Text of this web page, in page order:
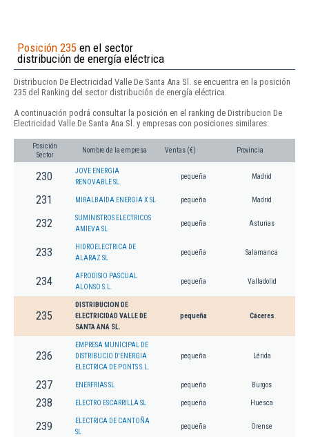
Posición 235 en el sector
distribución de energía eléctrica
Distribucion De Electricidad Valle De Santa Ana Sl. se encuentra en la posición
235 del Ranking del sector distribución de energía eléctrica.
A continuación podrá consultar la posición en el ranking de Distribucion De
Electricidad Valle De Santa Ana Sl. y empresas con posiciones similares:
Posición
Sector
Nombre de la empresa Ventas (€) Provincia
230
JOVE ENERGIA
RENOVABLE SL.
pequeña Madrid
231 MIRALBAIDA ENERGIA X SL pequeña Madrid
232
SUMINISTROS ELECTRICOS
AMIEVA SL
pequeña Asturias
233
HIDROELECTRICA DE
ALARAZ SL
pequeña Salamanca
234
AFRODISIO PASCUAL
ALONSO S.L.
pequeña Valladolid
235
DISTRIBUCION DE
ELECTRICIDAD VALLE DE
SANTA ANA SL.
pequeña Cáceres
236
EMPRESA MUNICIPAL DE
DISTRIBUCIO D'ENERGIA
ELECTRICA DE PONTS S.L.
pequeña Lérida
237 ENERFRIAS SL pequeña Burgos
238 ELECTRO ESCARRILLA SL pequeña Huesca
239
ELECTRICA DE CANTOÑA
SL
pequeña Orense